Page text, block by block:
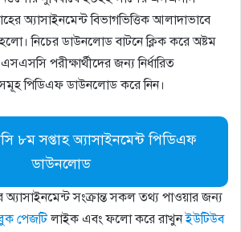
অ্যাসাইনমেন্ট বিভাগভিত্তিক আলাদাভাবে
নিচের ডাউনলোড বাটনে ক্লিক করে অষ্টম
পরীক্ষার্থীদের জন্য নির্ধারিত
পিডিএফ ডাউনলোড করে নিন।
৮ম সপ্তাহ অ্যাসাইনমেন্ট পিডিএফ
ডাউনলোড
অ্যাসাইনমেন্ট সংক্রান্ত সকল তথ্য পাওয়ার জন্য
পেজটিলাইক এবং ফলো করে রাখুনইউটিউব